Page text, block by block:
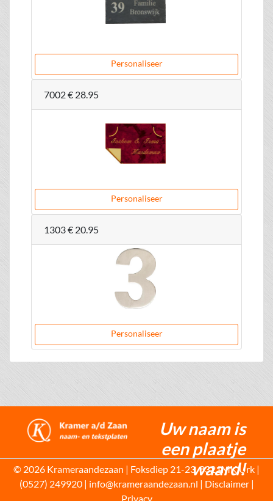
Personaliseer
7002€ 28.95
Personaliseer
1303€ 20.95
Personaliseer
Uw naam is
een plaatje
waard!
© 2026 Krameraandezaan | Foksdiep 21-23, 8321MK Urk |
(0527) 249920 | info@krameraandezaan.nl | Disclaimer|
Privacy